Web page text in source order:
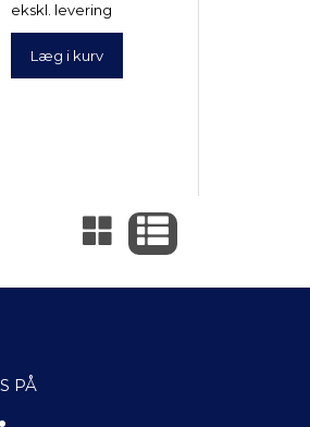
ekskl. levering
Læg i kurv
PÅ